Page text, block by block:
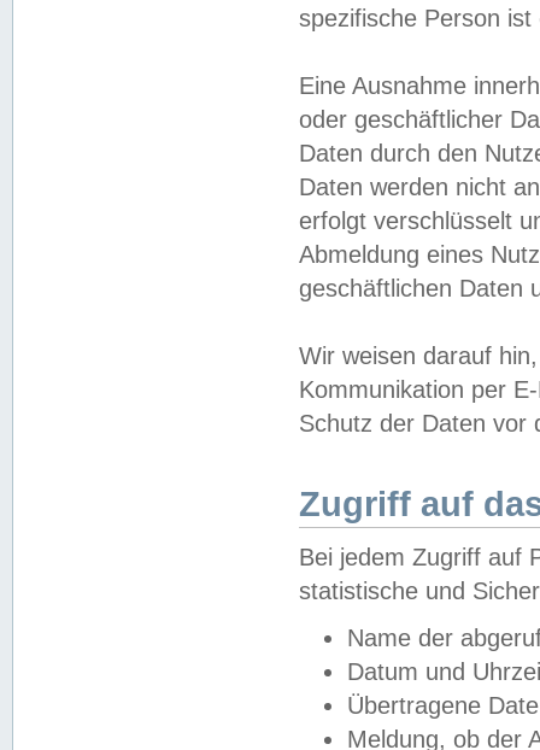
spezifische Person
Eine Ausnahme
oder geschäftlicher
Daten durch den
Daten werden nicht
erfolgt verschlüsselt
Abmeldung eines
geschäftlichen Daten
Wir weisen darauf
Kommunikation per
Schutz der Daten vor
Zugriff auf
Bei jedem Zugriff auf
statistische und
Name der
Datum und
Übertragene
Meldung, ob der